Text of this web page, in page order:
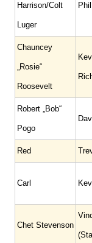
Harrison/Colt
Luger
Chauncey
„Rosie“
Roosevelt
Robert „Bob“
Pogo
Red
Carl
Chet Stevenson